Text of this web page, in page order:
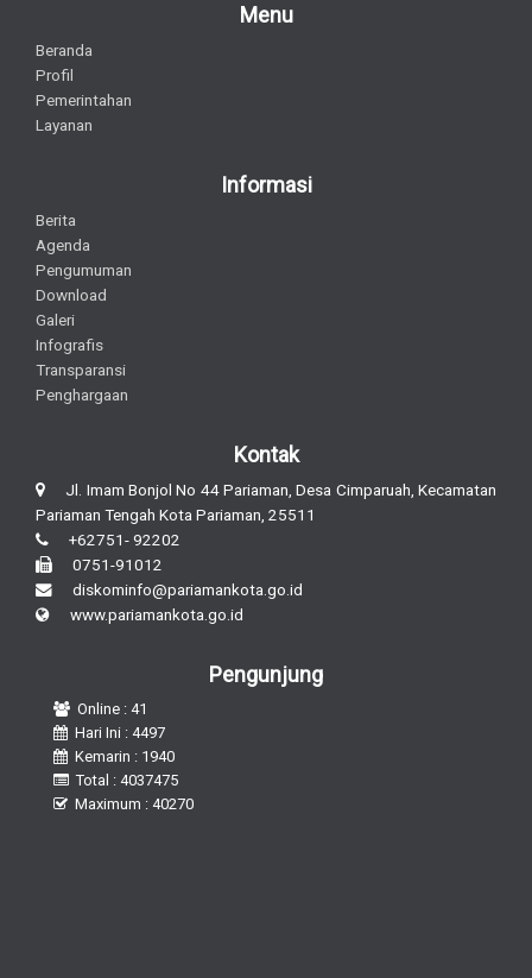
Menu
Beranda
Profil
Pemerintahan
Layanan
Informasi
Berita
Agenda
Pengumuman
Download
Galeri
Infografis
Transparansi
Penghargaan
Kontak
Jl. Imam Bonjol No 44 Pariaman, Desa Cimparuah, Kecamatan
Pariaman Tengah Kota Pariaman, 25511
+62751- 92202
0751-91012
diskominfo@pariamankota.go.id
www.pariamankota.go.id
Pengunjung
Online : 41
Hari Ini : 4497
Kemarin : 1940
Total : 4037475
Maximum : 40270